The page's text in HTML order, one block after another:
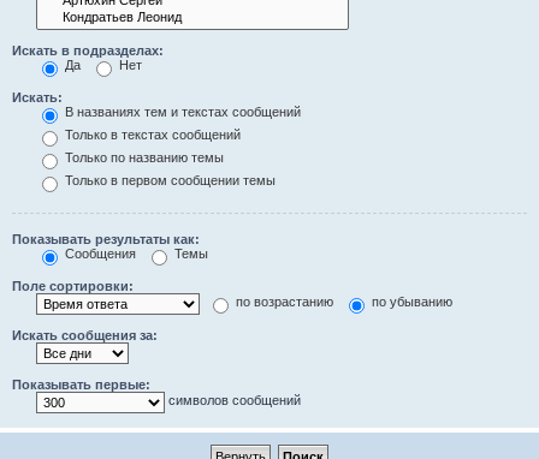
Искать в подразделах:
Да
Нет
Искать:
В названиях тем и текстах сообщений
Только в текстах сообщений
Только по названию темы
Только в первом сообщении темы
Показывать результаты как:
Сообщения
Темы
Поле сортировки:
по возрастанию
по убыванию
Искать сообщения за:
Показывать первые:
символов сообщений